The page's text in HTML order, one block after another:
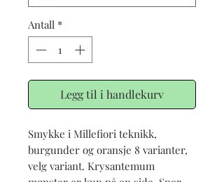
Antall *
Legg til i handlekurv
Smykke i Millefiori teknikk,
burgunder og oransje 8 varianter,
velg variant. Krysantemum